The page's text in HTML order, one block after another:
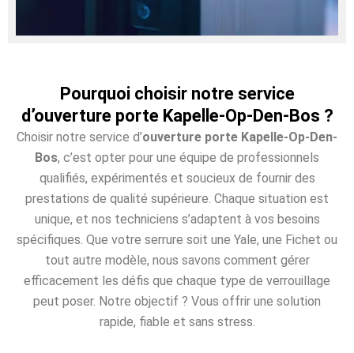
Pourquoi choisir notre service
d’ouverture porte Kapelle-Op-Den-Bos ?
Choisir notre service d’ouverture porte Kapelle-Op-Den-
Bos, c’est opter pour une équipe de professionnels
qualifiés, expérimentés et soucieux de fournir des
prestations de qualité supérieure. Chaque situation est
unique, et nos techniciens s’adaptent à vos besoins
spécifiques. Que votre serrure soit une Yale, une Fichet ou
tout autre modèle, nous savons comment gérer
efficacement les défis que chaque type de verrouillage
peut poser. Notre objectif ? Vous offrir une solution
rapide, fiable et sans stress.